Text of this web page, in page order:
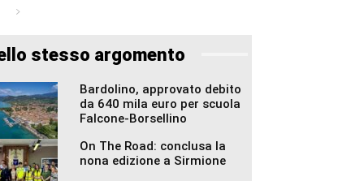
stesso argomento
Bardolino, approvato debito
da 640 mila euro per scuola
Falcone-Borsellino
On The Road: conclusa la
nona edizione a Sirmione